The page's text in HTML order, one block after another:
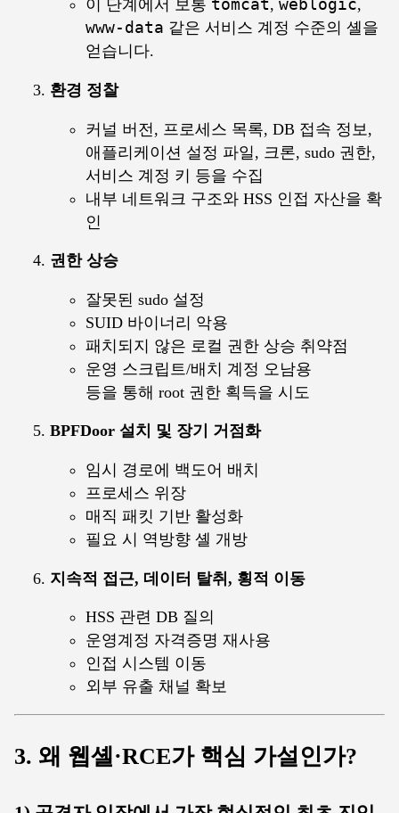
이 단계에서 보통 tomcat, weblogic,
www-data 같은 서비스 계정 수준의 셸을
얻습니다.
환경 정찰
커널 버전, 프로세스 목록, DB 접속 정보,
애플리케이션 설정 파일, 크론, sudo 권한,
서비스 계정 키 등을 수집
내부 네트워크 구조와 HSS 인접 자산을 확
인
권한 상승
잘못된 sudo 설정
SUID 바이너리 악용
패치되지 않은 로컬 권한 상승 취약점
운영 스크립트/배치 계정 오남용
등을 통해 root 권한 획득을 시도
BPFDoor 설치 및 장기 거점화
임시 경로에 백도어 배치
프로세스 위장
매직 패킷 기반 활성화
필요 시 역방향 셸 개방
지속적 접근, 데이터 탈취, 횡적 이동
HSS 관련 DB 질의
운영계정 자격증명 재사용
인접 시스템 이동
외부 유출 채널 확보
3. 왜 웹셸·RCE가 핵심 가설인가?